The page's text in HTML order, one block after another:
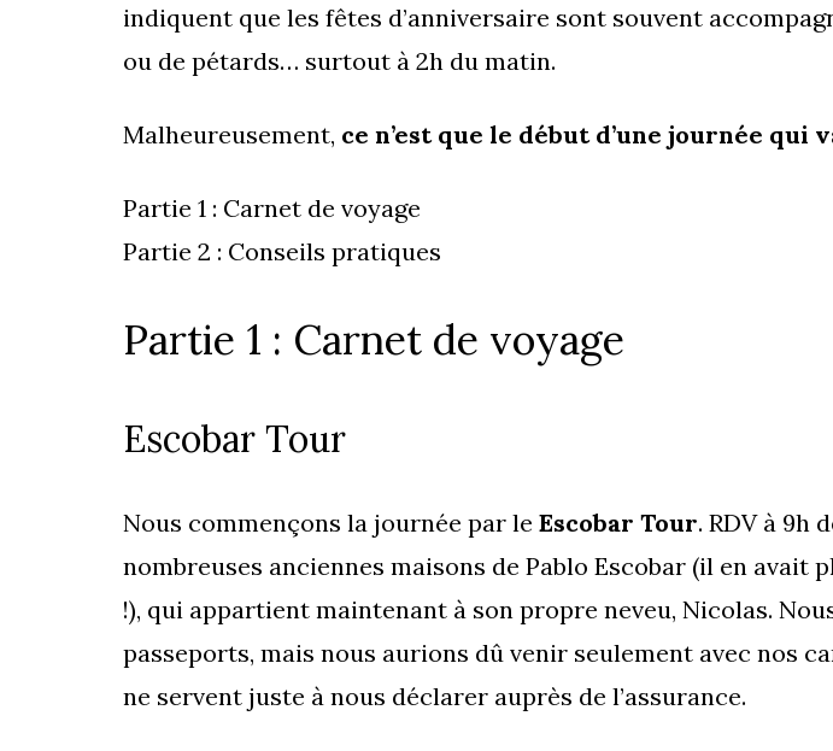
indiquent que les fêtes d’anniversaire sont souvent
ou de pétards… surtout à 2h du matin.
Malheureusement, ce n’est que le début d’une journée qui
Partie 1 : Carnet de voyage
Partie 2 : Conseils pratiques
Partie 1 : Carnet de voyage
Escobar Tour
Nous commençons la journée par le Escobar Tour. RDV à 9h
nombreuses anciennes maisons de Pablo Escobar (il en avait
!), qui appartient maintenant à son propre neveu, Nicolas.
passeports, mais nous aurions dû venir seulement avec nos
ne servent juste à nous déclarer auprès de l’assurance.